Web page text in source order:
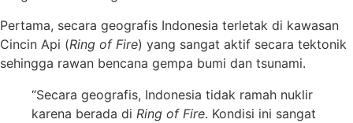
Pertama, secara geografis Indonesia terletak di kawasan
Cincin Api (Ring of Fire) yang sangat aktif secara tektonik
sehingga rawan bencana gempa bumi dan tsunami.
“Secara geografis, Indonesia tidak ramah nuklir
karena berada di Ring of Fire. Kondisi ini sangat